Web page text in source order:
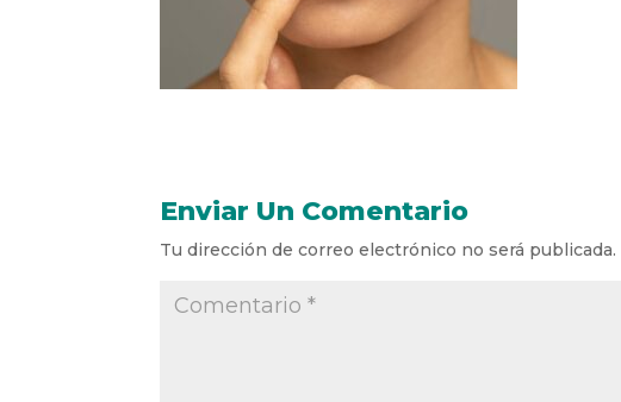
Enviar Un Comentario
Tu dirección de correo electrónico no será publicada.